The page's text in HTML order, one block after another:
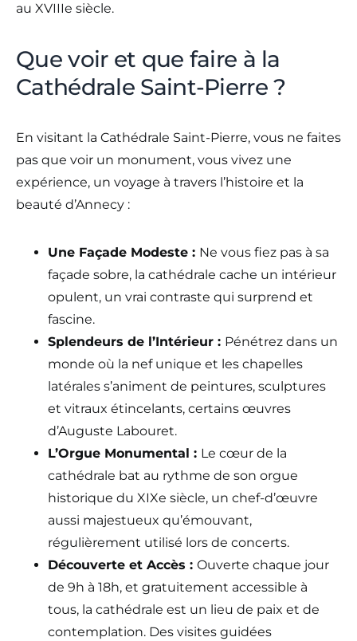
au XVIIIe siècle.
Que voir et que faire à la
Cathédrale Saint-Pierre ?
En visitant la Cathédrale Saint-Pierre, vous ne faites
pas que voir un monument, vous vivez une
expérience, un voyage à travers l’histoire et la
beauté d’Annecy :
Une Façade Modeste : Ne vous fiez pas à sa
façade sobre, la cathédrale cache un intérieur
opulent, un vrai contraste qui surprend et
fascine.
Splendeurs de l’Intérieur : Pénétrez dans un
monde où la nef unique et les chapelles
latérales s’animent de peintures, sculptures
et vitraux étincelants, certains œuvres
d’Auguste Labouret.
L’Orgue Monumental : Le cœur de la
cathédrale bat au rythme de son orgue
historique du XIXe siècle, un chef-d’œuvre
aussi majestueux qu’émouvant,
régulièrement utilisé lors de concerts.
Découverte et Accès : Ouverte chaque jour
de 9h à 18h, et gratuitement accessible à
tous, la cathédrale est un lieu de paix et de
contemplation. Des visites guidées